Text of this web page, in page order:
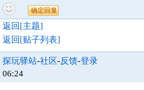
返回[主题]
返回[贴子列表]
探玩驿站-社区-反馈-登录
06:24